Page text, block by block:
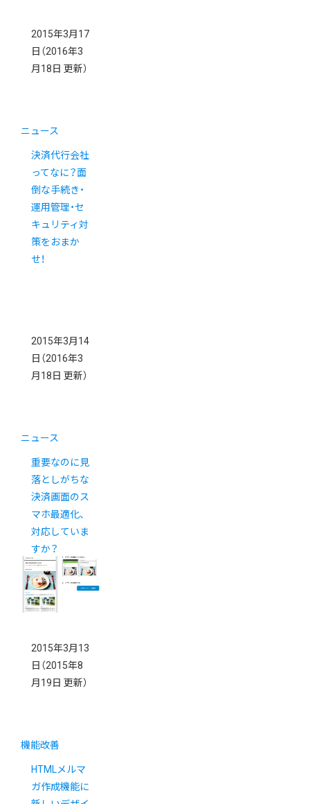
2015年3月17
日 （2016年3
月18日 更新）
ニュース
決済代行会社
ってなに？面
倒な手続き・
運用管理・セ
キュリティ対
策をおまか
せ！
2015年3月14
日 （2016年3
月18日 更新）
ニュース
重要なのに見
落としがちな
決済画面のス
マホ最適化、
対応していま
すか？
2015年3月13
日 （2015年8
月19日 更新）
機能改善
HTMLメルマ
ガ作成機能に